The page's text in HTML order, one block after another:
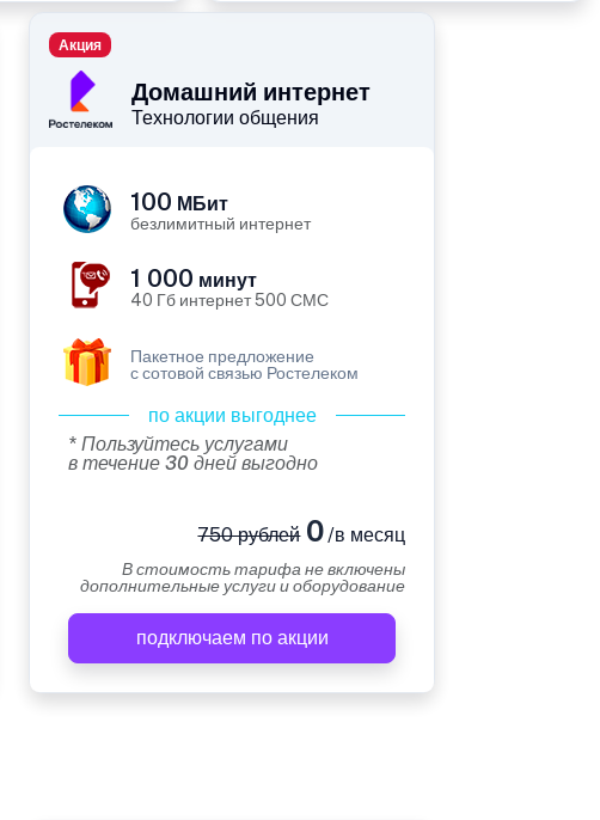
Домашний интернет
Технологии общения
Акция
100 МБит
безлимитный интернет
1 000 минут
40 Гб интернет 500 СМС
Пакетное предложение
с сотовой связью Ростелеком
по акции выгоднее
* Пользуйтесь услугами
в течение 30 дней выгодно
750 рублей0/в месяц
В стоимость тарифа не включены
дополнительные услуги и оборудование
подключаем по акции